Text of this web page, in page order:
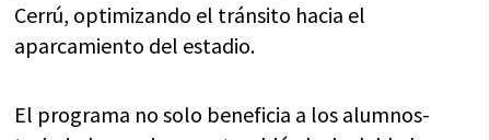
Cerrú, optimizando el tránsito hacia el
aparcamiento del estadio.
El programa no solo beneficia a los alumnos-